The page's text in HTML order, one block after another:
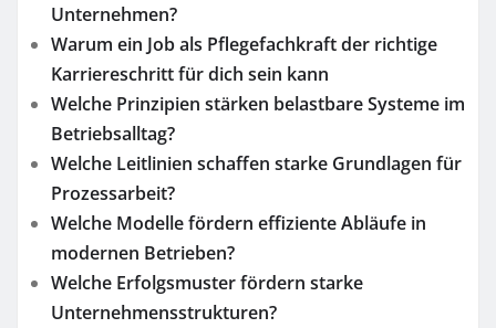
Unternehmen?
Warum ein Job als Pflegefachkraft der richtige
Karriereschritt für dich sein kann
Welche Prinzipien stärken belastbare Systeme im
Betriebsalltag?
Welche Leitlinien schaffen starke Grundlagen für
Prozessarbeit?
Welche Modelle fördern effiziente Abläufe in
modernen Betrieben?
Welche Erfolgsmuster fördern starke
Unternehmensstrukturen?